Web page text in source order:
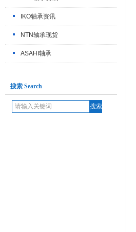
IKO轴承资讯
NTN轴承现货
ASAHI轴承
搜索 Search